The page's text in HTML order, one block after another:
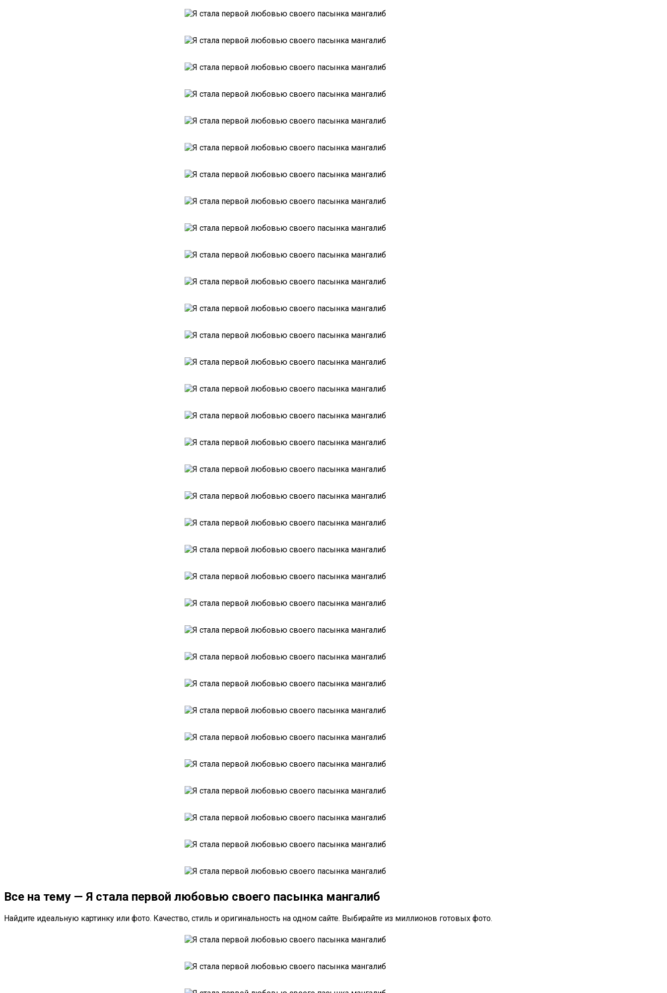
Все на тему — Я стала первой любовью своего пасынка мангалиб
Найдите идеальную картинку или фото. Качество, стиль и оригинальность на одном сайте. Выбирайте из миллионов готовых фото.